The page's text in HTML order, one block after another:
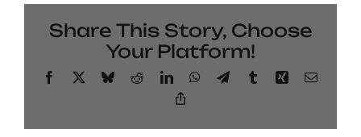
Share This Story, Choose
Your Platform!
Facebook BlueskyRedditLinkedInWhatsApp
TelegramTumblrXingEmail